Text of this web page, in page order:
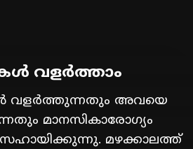
വളർത്താം
വളർത്തുന്നതും അവയെ
മാനസികാരോഗ്യം
സഹായിക്കുന്നു. മഴക്കാലത്ത്